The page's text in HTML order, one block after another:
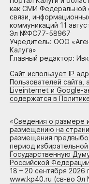
как СМИ Федеральной
связи,
коммуникаций 11
Эл №ФС77-58967
Учредитель: ООО
Калуга»
Главный редактор:
Сайт использует IP
Пользователей сайта,
Liveinternet и Google-
содержатся в
«Сведения о размере
размещению на
размещения
период
Государственную
Российской
18 – 20 сентября 2026
www.kp40.ru (св-во